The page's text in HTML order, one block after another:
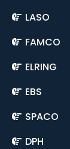
LASO
FAMCO
ELRING
EBS
SPACO
DPH